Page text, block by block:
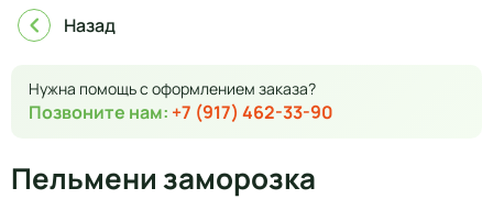
Назад
Нужна помощь с оформлением заказа?
Позвоните нам: +7 (917) 462-33-90
Пельмени заморозка